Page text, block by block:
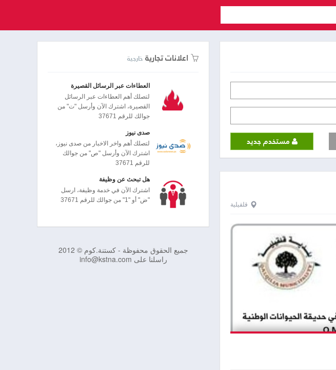
اعلانات تجارية خارجية
العطاءات عبر الرسائل القصيرة
لتصلك أهم العطاءات عبر الرسائل
القصيرة، اشترك الآن وأرسل "ت" من
جوالك للرقم 37671
صدى نيوز
لتصلك أهم واخر الاخبار من صدى نيوز،
اشترك الآن وأرسل "ص" من جوالك
للرقم 37671
هل تبحث عن وظيفة
اشترك الآن في خدمة وظيفة، ارسل
"ض" أو "1" من جوالك للرقم 37671
جميع الحقوق محفوظة - كستنة.كوم © 2012
راسلنا على info@kstna.com
مستخدم جديد
قلقيلية